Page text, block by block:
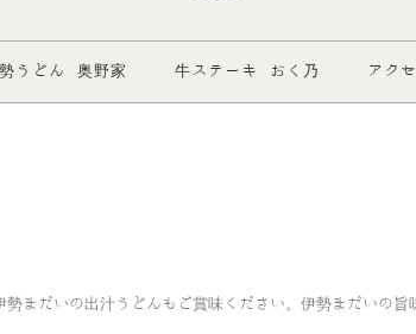
うどん 奥野家 牛ステーキ おく乃 アク
まだいの出汁うどんもご賞味ください。伊勢まだいの旨